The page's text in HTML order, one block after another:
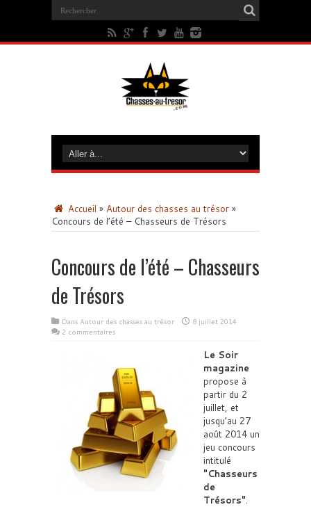
Accueil » Autour des chasses au trésor »
Concours de l’été – Chasseurs de Trésors
Concours de l’été – Chasseurs
de Trésors
Dans Autour des chasses au trésor
8 juillet 2014
2 commentaires
Le Soir
magazine
propose à
partir du 2
juillet, et
jusqu’au 27
août 2014 un
jeu concours
intitulé
Chasseurs
de
Trésors .